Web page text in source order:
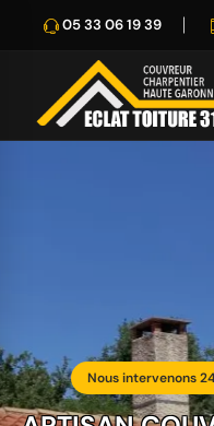
05 33 06 19 39
Nous intervenons